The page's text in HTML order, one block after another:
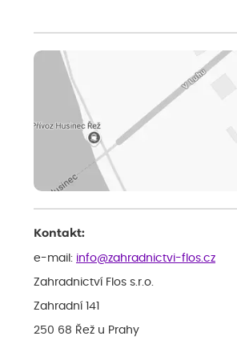
Kontakt:
e-mail: info@zahradnictvi-flos.cz
Zahradnictví Flos s.r.o.
Zahradní 141
250 68 Řež u Prahy